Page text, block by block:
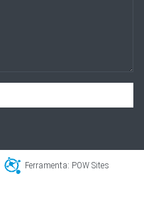
Ferramenta: POW Sites